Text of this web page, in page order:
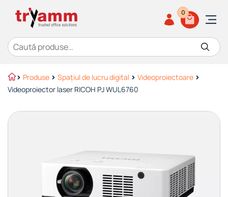
Caută după:
0
Produse Spațiul de lucru digital
Videoproiectoare
Videoproiector laser RICOH PJ WUL6760